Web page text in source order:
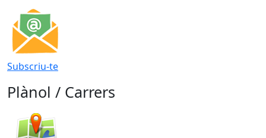
Subscriu-te
Plànol / Carrers